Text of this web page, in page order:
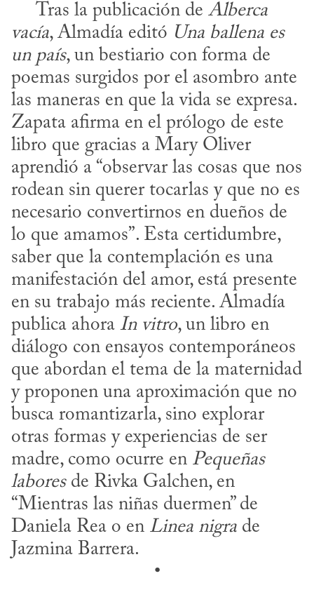
     Tras la publicación de
Alberca
vacía, Almadía editó Una ballena es
un país, un bestiario con forma de
poemas surgidos por el asombro ante
las maneras en que la vida se expresa.
Zapata afirma en el prólogo de este
libro que gracias a Mary Oliver
aprendió a “observar las cosas que nos
rodean sin querer tocarlas y que no es
necesario convertirnos en dueños de
lo que amamos”. Esta certidumbre,
saber que la contemplación es una
manifestación del amor, está presente
en su trabajo más reciente. Almadía
publica ahora In vitro, un libro en
diálogo con ensayos contemporáneos
que abordan el tema de la maternidad
y proponen una aproximación que no
busca romantizarla, sino explorar
otras formas y experiencias de ser
madre, como ocurre en Pequeñas
labores de Rivka Galchen, en
“Mientras las niñas duermen” de
Daniela Rea o en Linea nigra de
Jazmina Barrera.
•